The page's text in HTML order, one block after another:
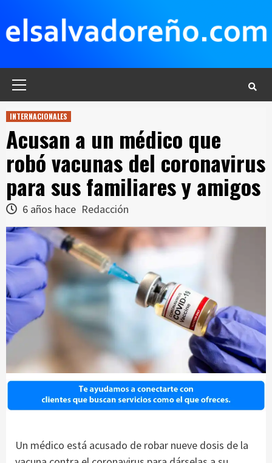
contenido
INTERNACIONALES
Acusan a un médico que
robó vacunas del coronavirus
para sus familiares y amigos
6 años hace Redacción
Un médico está acusado de robar nueve dosis de la